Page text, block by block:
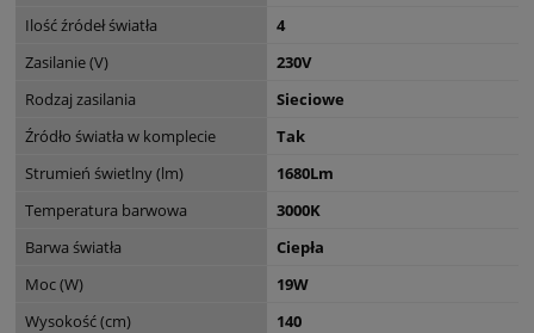
Ilość źródeł światła
4
Zasilanie (V)
230V
Rodzaj zasilania
Sieciowe
Źródło światła w komplecie
Tak
Strumień świetlny (lm)
1680Lm
Temperatura barwowa
3000K
Barwa światła
Ciepła
Moc (W)
19W
Wysokość (cm)
140